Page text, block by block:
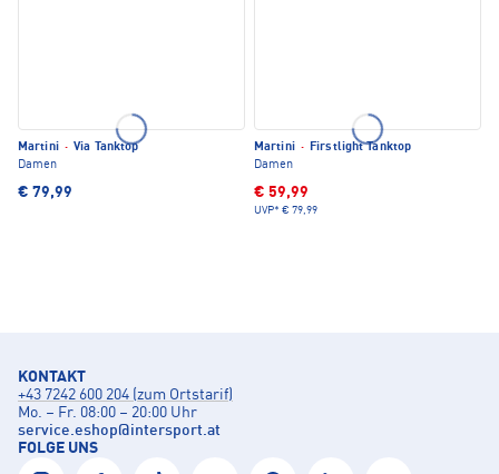
Martini · Via Tanktop
Damen
€ 79,99
Martini · Firstlight Tanktop
Damen
€ 59,99
UVP* € 79,99
KONTAKT
+43 7242 600 204 (zum Ortstarif)
Mo. – Fr. 08:00 – 20:00 Uhr
service.eshop@intersport.at
FOLGE UNS